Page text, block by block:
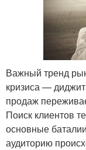
Важный тренд
кризиса —
продаж
Поиск клиентов
основные
аудиторию